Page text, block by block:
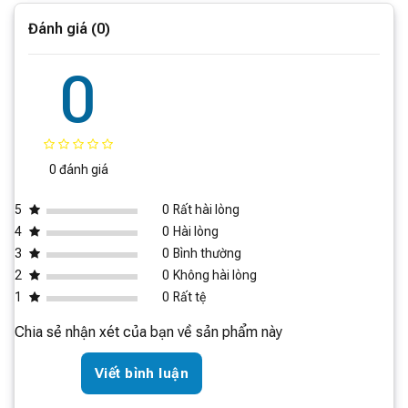
dụng mà không cần phải cúi người xuống. Tuy nhiên, trẻ
em vui lòng sử dụng dưới sự giám sát của người giám
cũng có thể chọn chức năng khóa trẻ em trên bảng
Khu vực ứng dụng
Dưới 125m²
Kích thước sản phẩm
Đánh giá (0)
0
0 đánh giá
5 0 Rất hài lòng
4
0 Hài lòng
3
0 Bình thường
2
0 Không hài lòng
1
0 Rất tệ
Chia sẻ nhận xét của bạn về sản phẩm này
Viết bình luận